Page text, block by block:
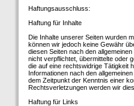
Haftungsausschluss:
Haftung für Inhalte
Die Inhalte unserer Seiten wurden
können wir jedoch keine Gewähr
diesen Seiten nach den
nicht verpflichtet, übermittelte oder
die auf eine rechtswidrige Tätigkeit
Informationen nach den
dem Zeitpunkt der Kenntnis einer
Rechtsverletzungen werden wir
Haftung für Links